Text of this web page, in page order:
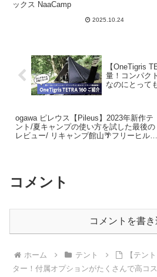
ニアックス NaaCamp
ックス NaaCamp
2025.10.24
【OneTigris
量！コンパク
なのにとって
ogawa ピレウス【Pileus】2023年新作テ
ント/夏キャンプの使い方を試した最後の
レビュー/ リキャンプ館山🌴フリーヒルサ
コメント
コメントを書き
ホーム テント
【テン
ター！付属オプションがたくさんで高コ